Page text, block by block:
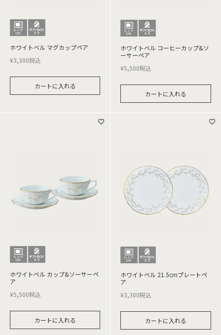
ホワイトベル マグカップペア
¥3,300税込
カートに入れる
ホワイトベル コーヒーカップ&ソ
ーサーペア
¥5,500税込
カートに入れる
ホワイトベル カップ&ソーサーペ
ア
¥5,500税込
カートに入れる
ホワイトベル 21.5cmプレートペ
ア
¥3,300税込
カートに入れる